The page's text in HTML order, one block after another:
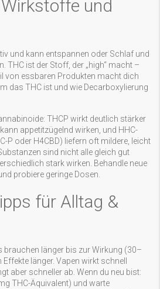
und
und kann entspannen oder Schlaf und
THC ist der Stoff, der „high“ macht –
von essbaren Produkten macht dich
das THC ist und wie Decarboxylierung
THCP wirkt deutlich stärker
appetitzügelnd wirken, und HHC-
P oder H4CBD) liefern oft mildere, leicht
sind nicht alle gleich gut
stark wirken. Behandle neue
probiere geringe Dosen.
für Alltag &
brauchen länger bis zur Wirkung (30–
länger. Vapen wirkt schnell
aber schneller ab. Wenn du neu bist:
THC-Äquivalent) und warte